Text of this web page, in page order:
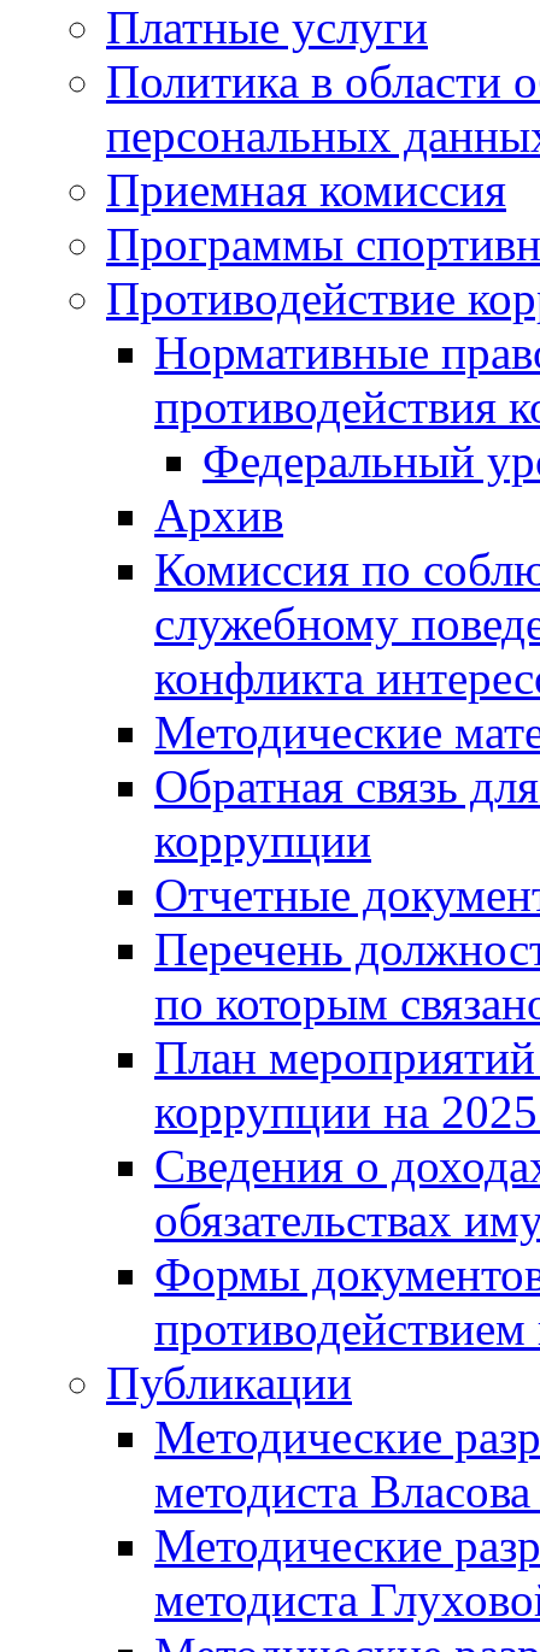
Платные услуги
Политика в области
персональных
Приемная комиссия
Программы
Противодействие
Нормативные
противодействия
Федеральный
Архив
Комиссия по
служебному
конфликта
Методические
Обратная связь
коррупции
Отчетные
Перечень
по которым
План
коррупции на 2025
Сведения о
обязательствах
Формы
Публикации
Методические
методиста
Методические
методиста